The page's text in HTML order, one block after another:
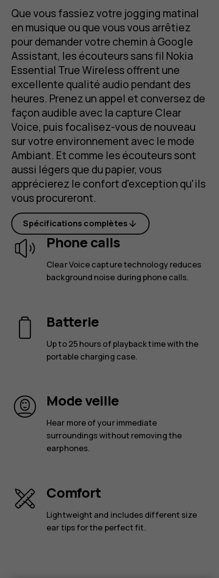
Que vous fassiez votre jogging matinal
en musique ou que vous vous arrêtiez
pour demander votre chemin à Google
Assistant, les écouteurs sans fil Nokia
Essential True Wireless offrent une
excellente qualité audio pendant des
heures. Prenez un appel et conversez de
façon audible avec la capture Clear
Voice, puis focalisez-vous de nouveau
sur votre environnement avec le mode
Ambiant. Et comme les écouteurs sont
aussi légers que du papier, vous
apprécierez le confort d'exception qu'ils
vous procureront.
Spécifications complètes
Phone calls
Clear Voice capture technology reduces
background noise during phone calls.
Batterie
Up to 25 hours of playback time with the
portable charging case.
Mode veille
Hear more of your immediate
surroundings without removing the
earphones.
Comfort
Lightweight and includes different size
ear tips for the perfect fit.